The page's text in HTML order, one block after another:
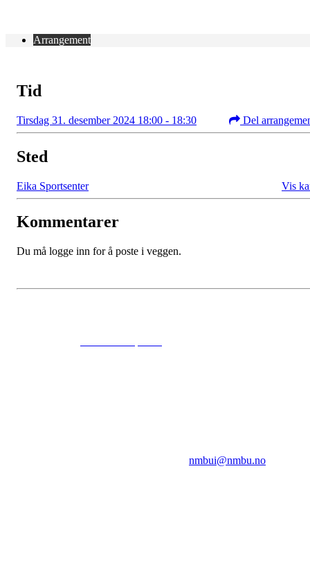
Arrangement
Tid
Tirsdag 31. desember 2024 18:00 - 18:30 Del
Sted
Eika Sportsenter Vis
Kommentarer
Du må logge inn for å poste i veggen.
nmbui@nmbu.no